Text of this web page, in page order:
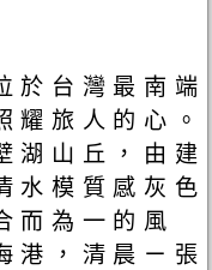
於台灣最南端
耀旅人的心。
湖山丘，由建
水模質感灰色
而為一的風
港，清晨ㄧ張